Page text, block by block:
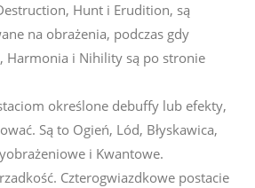
Hunt i Erudition, są
na obrażenia, podczas gdy
Harmonia i Nihility są po stronie
określone debuffy lub efekty,
Są to Ogień, Lód, Błyskawica,
i Kwantowe.
Czterogwiazdkowe postacie